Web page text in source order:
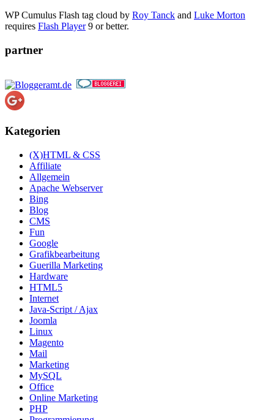
WP Cumulus Flash tag cloud by Roy Tanck and Luke Morton
requires Flash Player9 or better.
partner
Kategorien
(X)HTML & CSS
Affiliate
Allgemein
Apache Webserver
Bing
Blog
CMS
Fun
Google
Grafikbearbeitung
Guerilla Marketing
Hardware
HTML5
Internet
Java-Script / Ajax
Joomla
Linux
Magento
Mail
Marketing
MySQL
Office
Online Marketing
PHP